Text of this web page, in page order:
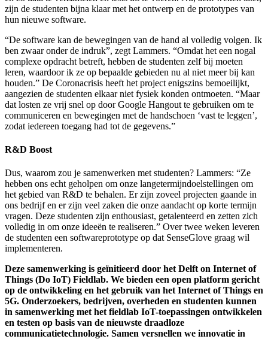
zijn de studenten bijna klaar met het ontwerp en de prototypes van
hun nieuwe software.
“De software kan de bewegingen van de hand al volledig volgen. Ik
ben zwaar onder de indruk”, zegt Lammers. “Omdat het een nogal
complexe opdracht betreft, hebben de studenten zelf bij moeten
leren, waardoor ik ze op bepaalde gebieden nu al niet meer bij kan
houden.” De Coronacrisis heeft het project enigszins bemoeilijkt,
aangezien de studenten elkaar niet fysiek konden ontmoeten. “Maar
dat losten ze vrij snel op door Google Hangout te gebruiken om te
communiceren en bewegingen met de handschoen ‘vast te leggen’,
zodat iedereen toegang had tot de gegevens.”
R&D Boost
Dus, waarom zou je samenwerken met studenten? Lammers: “Ze
hebben ons echt geholpen om onze langetermijndoelstellingen om
het gebied van R&D te behalen. Er zijn zoveel projecten gaande in
ons bedrijf en er zijn veel zaken die onze aandacht op korte termijn
vragen. Deze studenten zijn enthousiast, getalenteerd en zetten zich
volledig in om onze ideeën te realiseren.” Over twee weken leveren
de studenten een softwareprototype op dat SenseGlove graag wil
implementeren.
Deze samenwerking is geïnitieerd door het Delft on Internet of
Things (Do IoT) Fieldlab. We bieden een open platform gericht
op de ontwikkeling en het gebruik van het Internet of Things en
5G. Onderzoekers, bedrijven, overheden en studenten kunnen
in samenwerking met het fieldlab IoT-toepassingen ontwikkelen
en testen op basis van de nieuwste draadloze
communicatietechnologie. Samen versnellen we innovatie in